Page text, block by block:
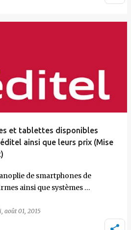
et tablettes disponibles
ainsi que leurs prix (Mise
de smartphones de
ainsi que systèmes …
août 01, 2015